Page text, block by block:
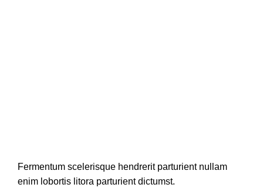
Fermentum scelerisque hendrerit parturient nullam
enim lobortis litora parturient dictumst.